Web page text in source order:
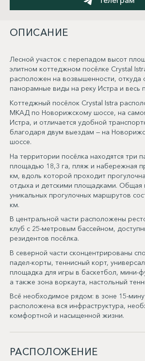
ОПИСАНИЕ
Лесной участок с перепадом высот
элитном коттеджном посёлке Crystal
расположен на возвышенности, откуда
панорамные виды на реку Истра и весь
Коттеджный посёлок Crystal Istra
МКАД по Новорижскому шоссе, на
Истра, и отличается удобной
благодаря двум выездам — на
шоссе.
На территории посёлка находятся три
площадью 18,3 га, пляж и набережная
км, вдоль которой проходит
отдыха и детскими площадками. Общая
уникальных прогулочных маршрутов
км.
В центральной части расположены
клуб с 25-метровым бассейном,
резидентов посёлка.
В северной части сконцентрированы
падел-корты, теннисный корт,
площадка для игры в баскетбол, мини-
а также зона воркаута, настольный
Всё необходимое рядом: в зоне 15-
расположена вся инфраструктура,
комфортной и насыщенной жизни.
РАСПОЛОЖЕНИЕ